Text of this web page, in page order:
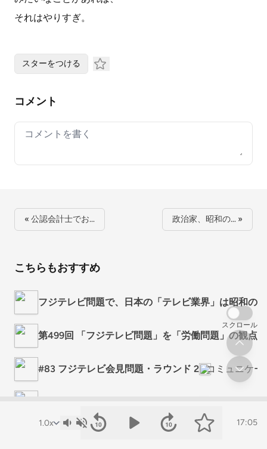
それはやりすぎ。
17:05
スターをつける
コメント
Your comment
« 公認会計士でお… 政治家、昭和の… »
こちらもおすすめ
フジテレビ問題で、日本の「テレビ業界」は昭和の
第499回 「フジテレビ問題」を「労働問題」の観点
#83 フジテレビ会見問題・ラウンド 2 コミュニケー
【第84回】フジテレビについて話そう 40’s Biz talk
スクロール